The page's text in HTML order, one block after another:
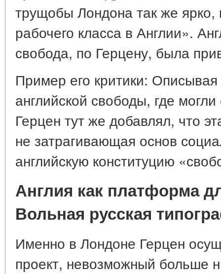
трущобы Лондона так же ярко,
рабочего класса в Англии».
свобода, по Герцену, была
Пример его критики:
английской свободы, где
Герцен тут же добавлял, что
не затрагивающая основ
английскую конституцию
Англия как платформа
Вольная русская
Именно в Лондоне Герцен
проект, невозможный больше